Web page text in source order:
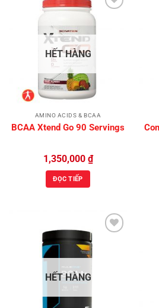
HẾT HÀNG
AMINO ACIDS & BCAA
BCAA Xtend Go 90 Servings
1,350,000 ₫
ĐỌC TIẾP
HẾT HÀNG